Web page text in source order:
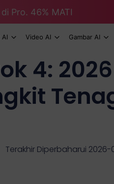
Pro. 46% MATI
AI Video AI Gambar AI
4:
Terakhir Diperbaharui